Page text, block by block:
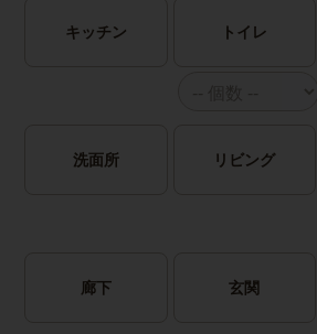
キッチン トイレ
洗面所 リビング
廊下 玄関